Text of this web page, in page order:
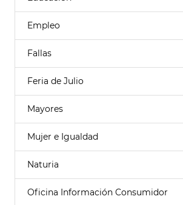
Empleo
Fallas
Feria de Julio
Mayores
Mujer e Igualdad
Naturia
Oficina Información Consumidor